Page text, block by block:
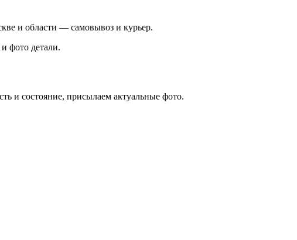
и области — самовывоз и курьер.
фото детали.
и состояние, присылаем актуальные фото.